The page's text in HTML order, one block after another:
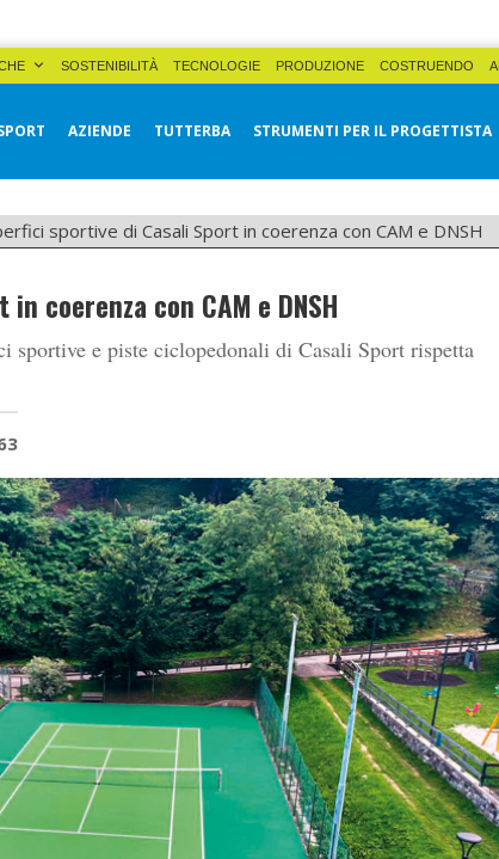
SOSTENIBILITÀ TECNOLOGIE PRODUZIONE COSTRUENDO
AZIENDE TUTTERBA STRUMENTI PER IL PROGETTISTA
sportive di Casali Sport in coerenza con CAM e DNSH
coerenza con CAM e DNSH
e piste ciclopedonali di Casali Sport rispetta